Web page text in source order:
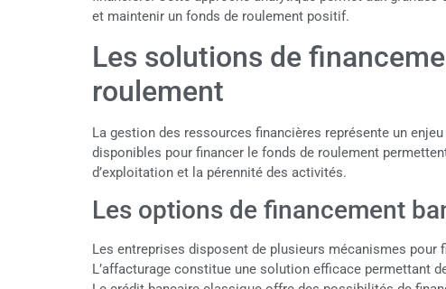
et maintenir un fonds de roulement positif.
Les solutions de
roulement
La gestion des ressources financières représente un
disponibles pour financer le fonds de roulement
d’exploitation et la pérennité des activités.
Les options de financement
Les entreprises disposent de plusieurs mécanismes pour
L’affacturage constitue une solution efficace permettant